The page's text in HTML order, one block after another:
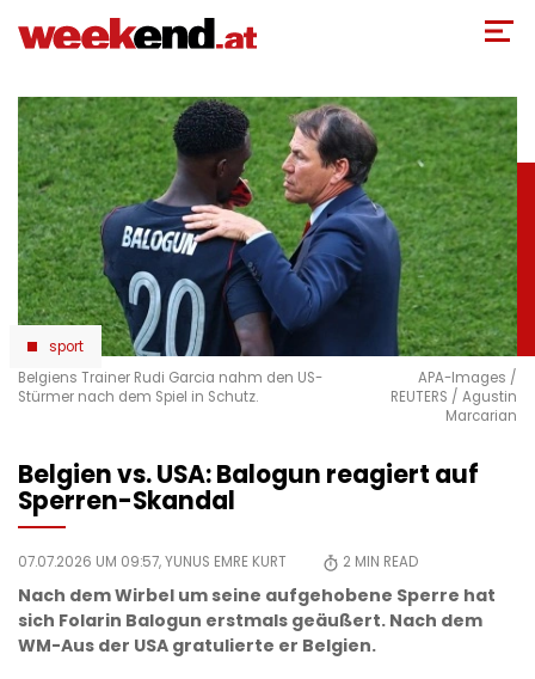
zum
sport
Belgiens Trainer Rudi Garcia nahm den US-
Stürmer nach dem Spiel in Schutz.
APA-Images /
REUTERS / Agustin
Marcarian
Belgien vs. USA: Balogun reagiert auf
Sperren-Skandal
07.07.2026 UM 09:57,YUNUS EMRE KURT 2 MIN READ
Nach dem Wirbel um seine aufgehobene Sperre hat
sich Folarin Balogun erstmals geäußert. Nach dem
WM-Aus der USA gratulierte er Belgien.